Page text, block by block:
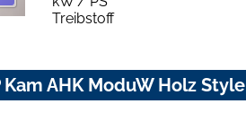
Treibstoff
AHK ModuW Holz Style